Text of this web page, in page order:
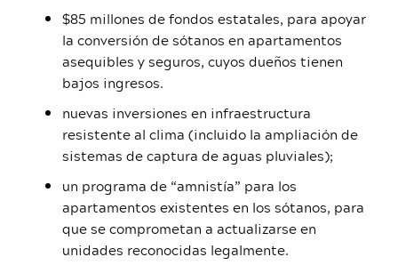
$85 millones de fondos estatales, para apoyar
la conversión de sótanos en apartamentos
asequibles y seguros, cuyos dueños tienen
bajos ingresos.
nuevas inversiones en infraestructura
resistente al clima (incluido la ampliación de
sistemas de captura de aguas pluviales);
un programa de “amnistía” para los
apartamentos existentes en los sótanos, para
que se comprometan a actualizarse en
unidades reconocidas legalmente.